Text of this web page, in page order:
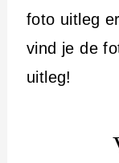
foto uitleg
vind je de
uitleg!